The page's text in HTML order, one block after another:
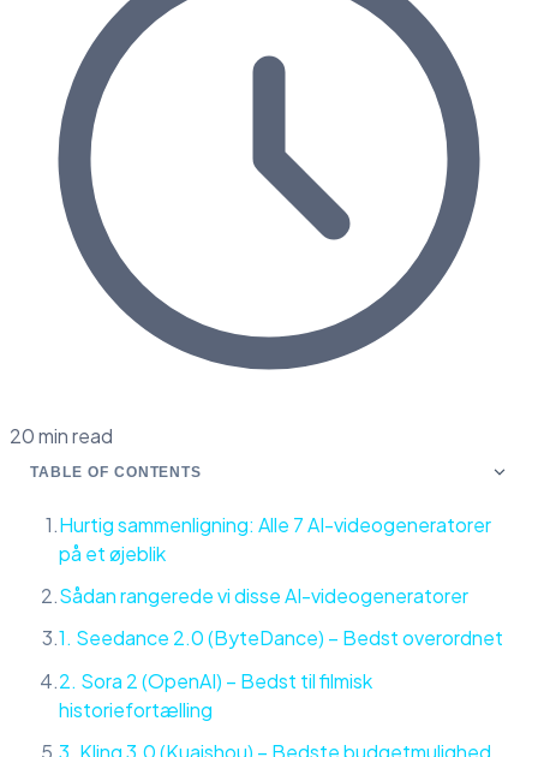
20 min read
TABLE OF CONTENTS
Hurtig sammenligning: Alle 7 AI-videogeneratorer
på et øjeblik
Sådan rangerede vi disse AI-videogeneratorer
1. Seedance 2.0 (ByteDance) – Bedst overordnet
2. Sora 2 (OpenAI) – Bedst til filmisk
historiefortælling
3. Kling 3.0 (Kuaishou) – Bedste budgetmulighed